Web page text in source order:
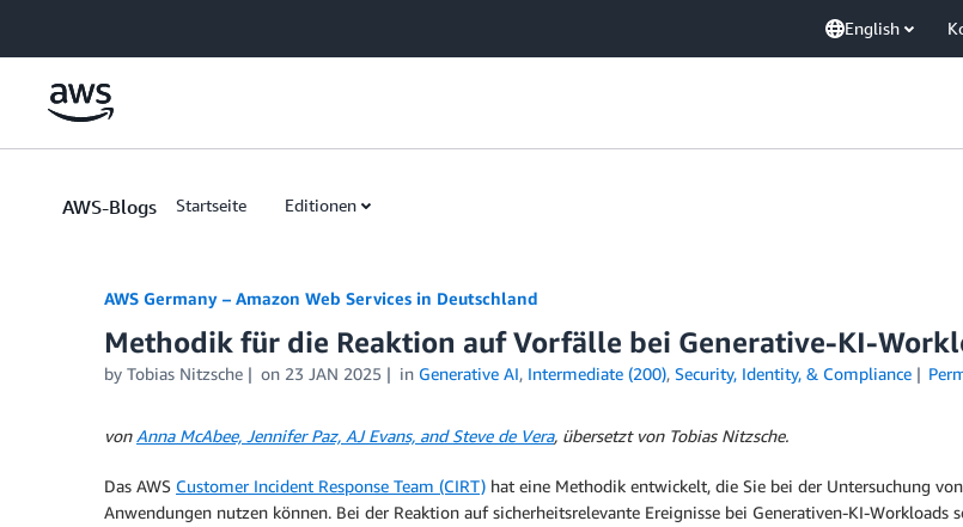
English
AWS-Blogs Startseite Editionen
AWS Germany – Amazon Web Services in Deutschland
Methodik für die Reaktion auf Vorfälle bei Generative-KI-
by Tobias Nitzsche on 23 JAN 2025 in Generative AI, Intermediate (200), Security, Identity, & Compliance
von Anna McAbee, Jennifer Paz, AJ Evans, and Steve de Vera, übersetzt von Tobias Nitzsche.
Das AWS Customer Incident Response Team (CIRT) hat eine Methodik entwickelt, die Sie bei der Untersuchung
Anwendungen nutzen können. Bei der Reaktion auf sicherheitsrelevante Ereignisse bei Generativen-KI-